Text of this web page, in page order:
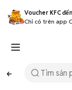
Voucher KFC
Chỉ có trên app